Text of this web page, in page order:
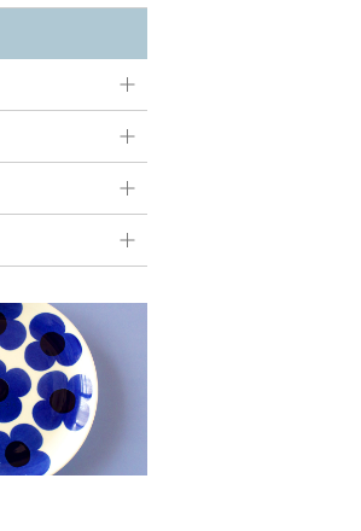
プ
レスト
ィッシュ
ィッシュ